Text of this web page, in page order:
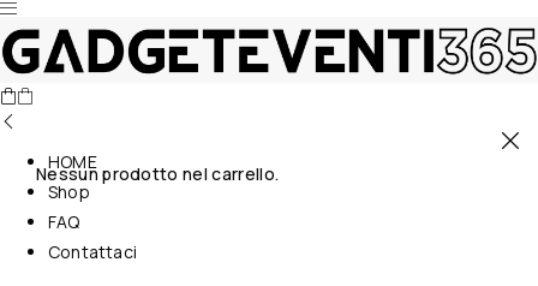
Nessun prodotto nel carrello.
HOME
Shop
FAQ
Contattaci